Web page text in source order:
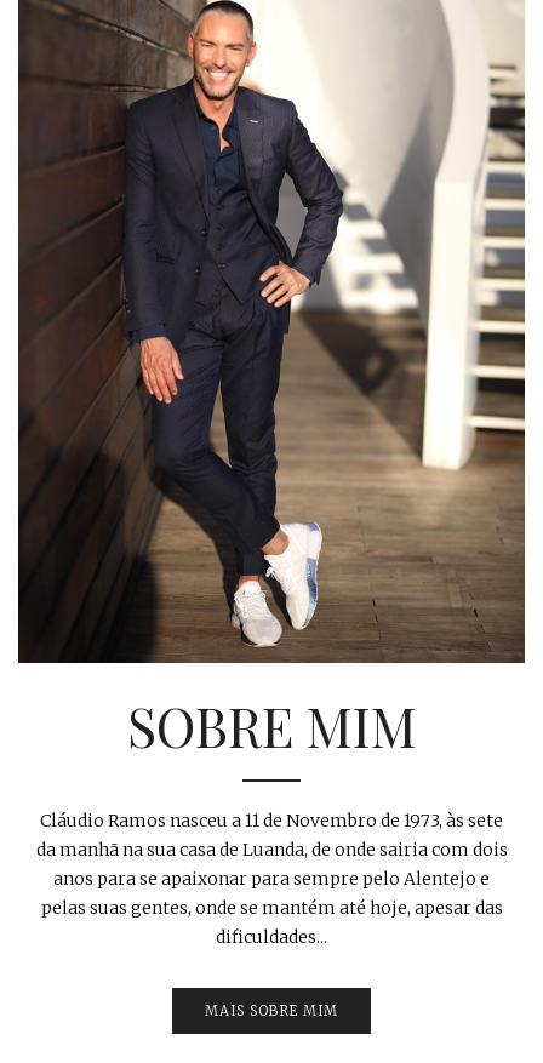
SOBRE MIM
Cláudio Ramos nasceu a 11 de Novembro de 1973, às sete
da manhã na sua casa de Luanda, de onde sairia com dois
anos para se apaixonar para sempre pelo Alentejo e
pelas suas gentes, onde se mantém até hoje, apesar das
dificuldades...
MAIS SOBRE MIM